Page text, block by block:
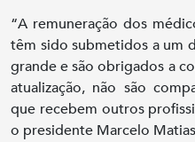
“A remuneração dos
têm sido submetidos a um
grande e são obrigados a
atualização, não são
que recebem outros
o presidente Marcelo